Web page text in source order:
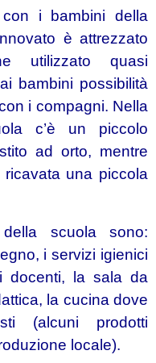
i bambini della
è attrezzato
utilizzato quasi
bambini possibilità
i compagni. Nella
c’è un piccolo
ad orto, mentre
ricavata una piccola
scuola sono:
i servizi igienici
docenti, la sala da
la cucina dove
(alcuni prodotti
locale).